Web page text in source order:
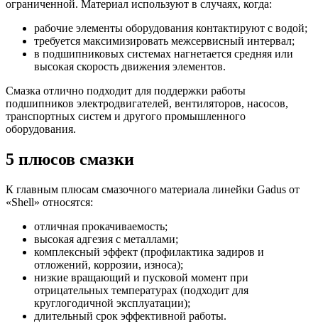
ограниченной. Материал используют в случаях, когда:
рабочие элементы оборудования контактируют с водой;
требуется максимизировать межсервисный интервал;
в подшипниковых системах нагнетается средняя или
высокая скорость движения элементов.
Смазка отлично подходит для поддержки работы
подшипников электродвигателей, вентиляторов, насосов,
транспортных систем и другого промышленного
оборудования.
5 плюсов смазки
К главным плюсам смазочного материала линейки Gadus от
«Shell» относятся:
отличная прокачиваемость;
высокая адгезия с металлами;
комплексный эффект (профилактика задиров и
отложений, коррозии, износа);
низкие вращающий и пусковой момент при
отрицательных температурах (подходит для
круглогодичной эксплуатации);
длительный срок эффективной работы.